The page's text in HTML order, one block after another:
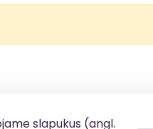
slapukus (angl.